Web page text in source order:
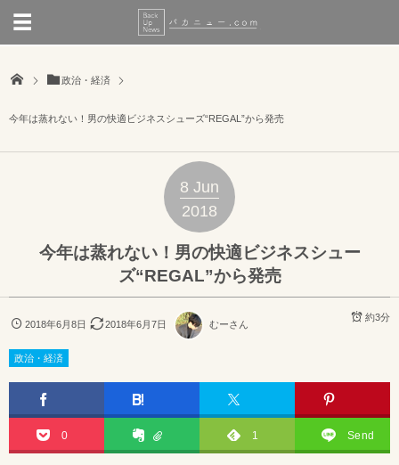
政治・経済
今年は蒸れない！男の快適ビジネスシューズ“REGAL”から発売
8 Jun
2018
今年は蒸れない！男の快適ビジネスシュー
ズ“REGAL”から発売
2018年6月8日 2018年6月7日 むーさん
約3分
政治・経済
0 1 Send